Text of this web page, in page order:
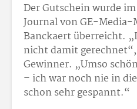
Der Gutschein wurde
Journal von GE-
Banckaert überreicht.
nicht damit
Gewinner. „Umso
– ich war noch nie in
schon sehr gespannt.“